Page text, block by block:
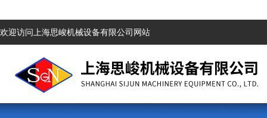
欢迎访问上海思峻机械设备有限公司网站